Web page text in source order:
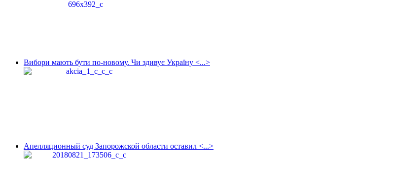
Вибори мають бути по-новому. Чи здивує Україну <...>
Апелляционный суд Запорожской области оставил <...>